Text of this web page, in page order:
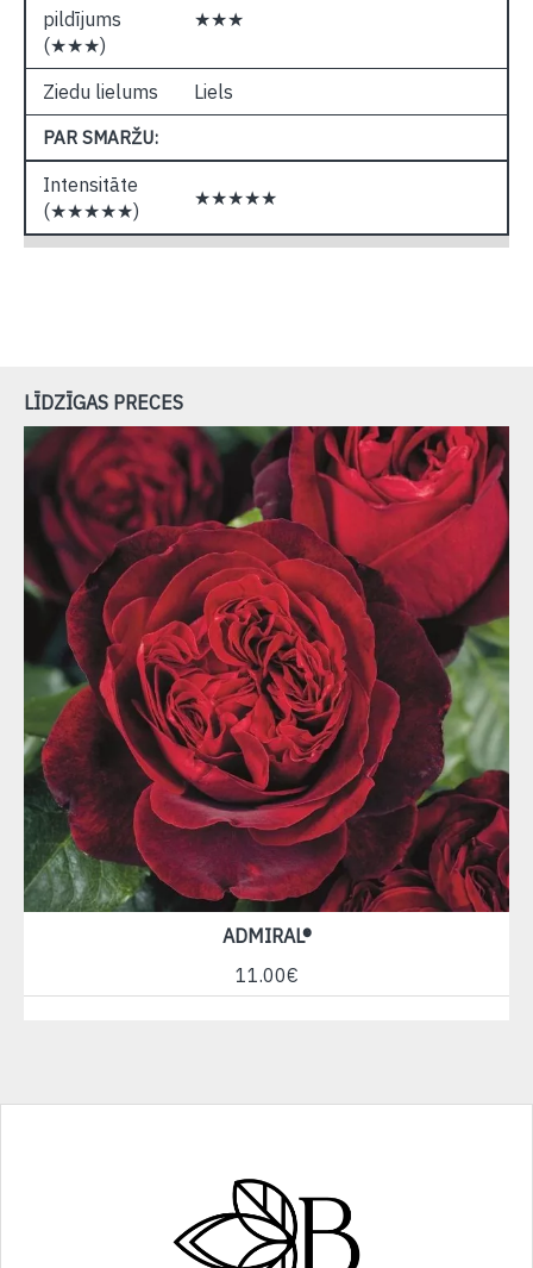
pildījums
(★★★)
★★★
Ziedu lielums Liels
PAR SMARŽU:
Intensitāte
(★★★★★)
★★★★★
LĪDZĪGAS PRECES
ADMIRAL®
11.00€